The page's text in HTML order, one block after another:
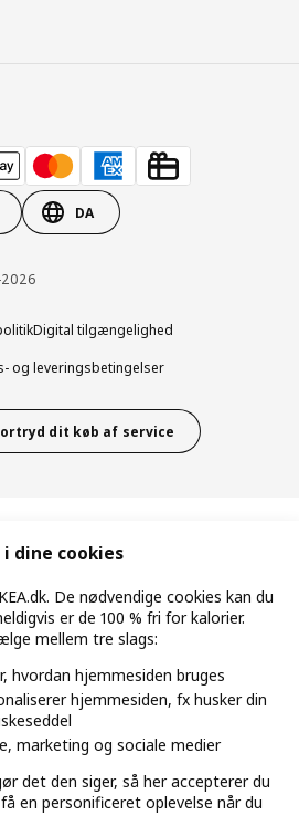
DA
2026
Digital tilgængelighed
og leveringsbetingelser
dit køb af service
dine cookies
De nødvendige cookies kan du
er de 100 % fri for kalorier.
mellem tre slags:
hvordan hjemmesiden bruges
hjemmesiden, fx husker din
marketing og sociale medier
det den siger, så her accepterer du
en personificeret oplevelse når du